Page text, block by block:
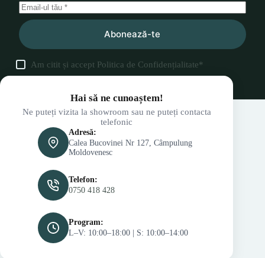
Abonează-te
Am citit și accept Politica de Confidențialitate*
Hai să ne cunoaștem!
Ne puteți vizita la showroom sau ne puteți contacta
telefonic
Adresă:
Calea Bucovinei Nr 127, Câmpulung
Moldovenesc
Telefon:
0750 418 428
Program:
L–V: 10:00–18:00 | S: 10:00–14:00